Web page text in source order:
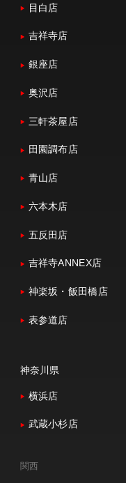
目白店
吉祥寺店
銀座店
奥沢店
三軒茶屋店
田園調布店
青山店
六本木店
五反田店
吉祥寺ANNEX店
神楽坂・飯田橋店
表参道店
神奈川県
横浜店
武蔵小杉店
関西